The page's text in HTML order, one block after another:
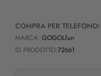
COMPRA PER TELEFONO:
MARCA: GOGOLfun
ID PRODOTTO:72661